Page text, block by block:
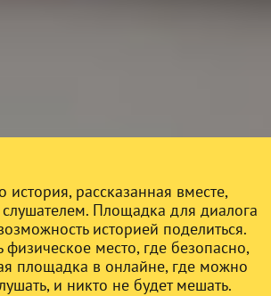
история, рассказанная вместе,
Площадка для диалога
историей поделиться.
физическое место, где безопасно,
площадка в онлайне, где можно
и никто не будет мешать.